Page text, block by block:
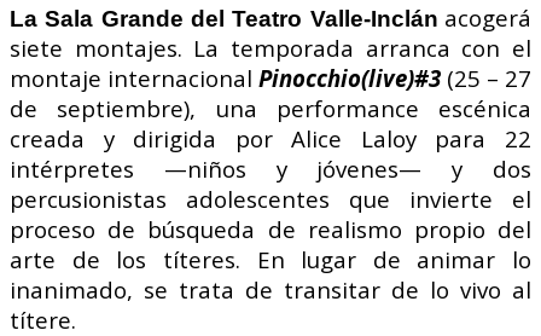
La Sala Grande del Teatro Valle-Inclán acogerá
siete montajes. La temporada arranca con el
montaje internacional Pinocchio(live)#3 (25 – 27
de septiembre), una performance escénica
creada y dirigida por Alice Laloy para 22
intérpretes —niños y jóvenes— y dos
percusionistas adolescentes que invierte el
proceso de búsqueda de realismo propio del
arte de los títeres. En lugar de animar lo
inanimado, se trata de transitar de lo vivo al
títere.